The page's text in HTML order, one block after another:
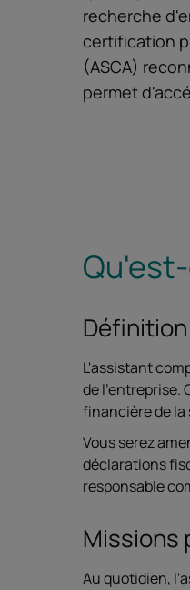
recherche
certification
(ASCA)
permet
L'assistant
de l'entreprise.
financière de
Vous serez
déclarations
responsable
Missions
Au quotidien,